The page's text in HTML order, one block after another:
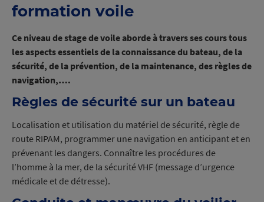
formation voile
Ce niveau de stage de voile aborde à travers ses cours tous
les aspects essentiels de la connaissance du bateau, de la
sécurité, de la prévention, de la maintenance, des règles de
navigation,….
Règles de sécurité sur un bateau
Localisation et utilisation du matériel de sécurité, règle de
route RIPAM, programmer une navigation en anticipant et en
prévenant les dangers. Connaître les procédures de
l’homme à la mer, de la sécurité VHF (message d’urgence
médicale et de détresse).